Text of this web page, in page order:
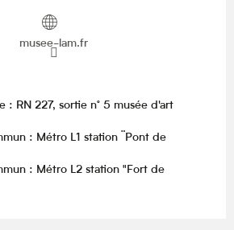
musee-lam.fr
: RN 227, sortie n° 5 musée d'art
: Métro L1 station ¨Pont de
: Métro L2 station "Fort de